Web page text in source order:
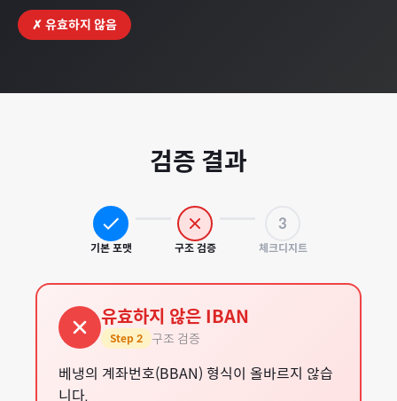
✗ 유효하지 않음
검증 결과
기본 포맷 구조 검증
3
체크디지트
유효하지 않은 IBAN
Step 2 구조 검증
베냉의 계좌번호(BBAN) 형식이 올바르지 않습
니다.